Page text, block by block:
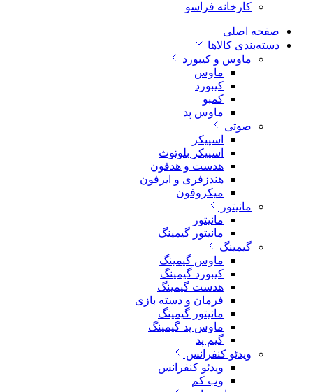
کارخانه فراسو
صفحه اصلی
دسته‌بندی کالاها
ماوس و کیبورد
ماوس
کیبورد
کمبو
ماوس پد
صوتی
اسپیکر
اسپیکر بلوتوث
هدست و هدفون
هندزفری و ایرفون
میکروفون
مانیتور
مانیتور
مانیتور گیمینگ
گیمینگ
ماوس گیمینگ
کیبورد گیمینگ
هدست گیمینگ
فرمان و دسته بازی
مانیتور گیمینگ
ماوس پد گیمینگ
گیم پد
ویدئو کنفرانس
ویدئو کنفرانس
وب کم